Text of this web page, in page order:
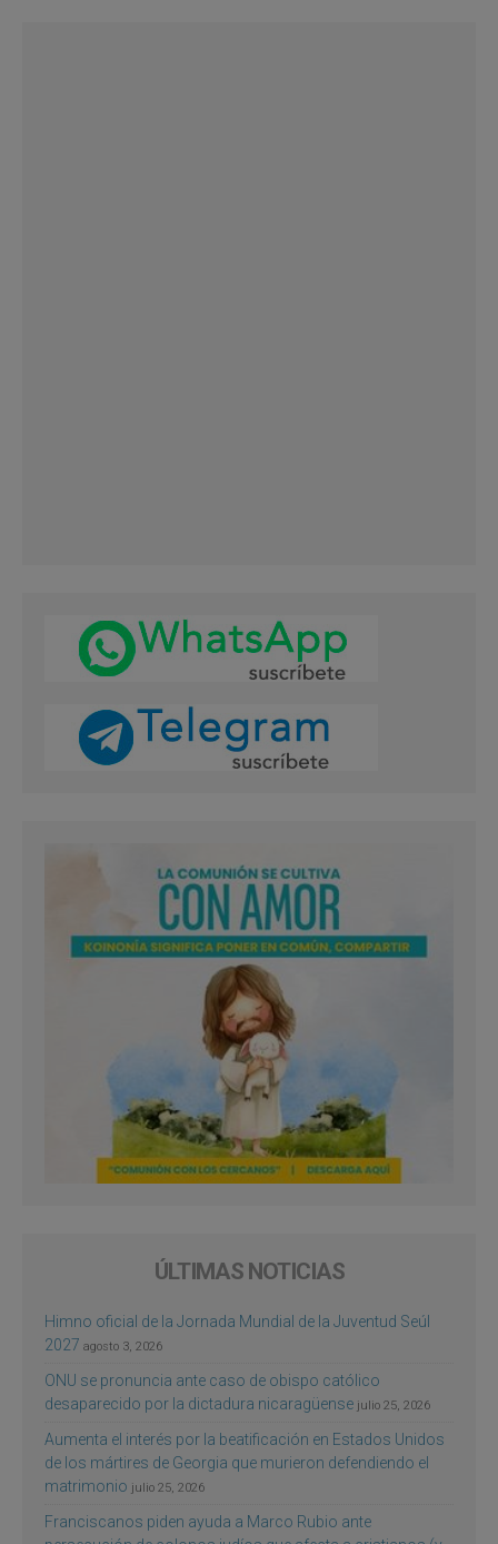
ÚLTIMAS NOTICIAS
Himno oficial de la Jornada Mundial de la Juventud Seúl
2027 agosto 3, 2026
ONU se pronuncia ante caso de obispo católico
desaparecido por la dictadura nicaragüense julio 25, 2026
Aumenta el interés por la beatificación en Estados Unidos
de los mártires de Georgia que murieron defendiendo el
matrimonio julio 25, 2026
Franciscanos piden ayuda a Marco Rubio ante